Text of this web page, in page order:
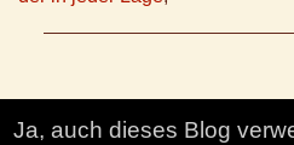
Ja, auch dieses Blog